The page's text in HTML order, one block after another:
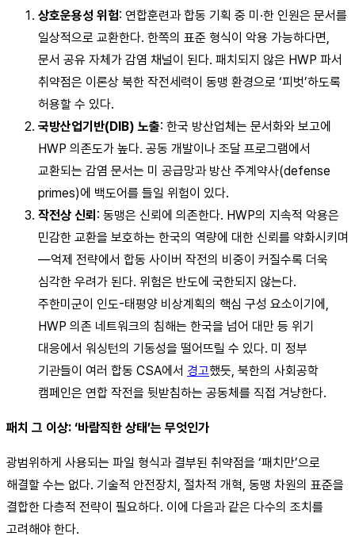
상호운용성 위험: 연합훈련과 합동 기획 중 미·한 인원은 문서를
일상적으로 교환한다. 한쪽의 표준 형식이 악용 가능하다면,
문서 공유 자체가 감염 채널이 된다. 패치되지 않은 HWP 파서
취약점은 이론상 북한 작전세력이 동맹 환경으로 ‘피벗’하도록
허용할 수 있다.
국방산업기반(DIB) 노출: 한국 방산업체는 문서화와 보고에
HWP 의존도가 높다. 공동 개발이나 조달 프로그램에서
교환되는 감염 문서는 미 공급망과 방산 주계약사(defense
primes)에 백도어를 들일 위험이 있다.
작전상 신뢰 : 동맹은 신뢰에 의존한다. HWP의 지속적 악용은
민감한 교환을 보호하는 한국의 역량에 대한 신뢰를 약화시키며
—억제 전략에서 합동 사이버 작전의 비중이 커질수록 더욱
심각한 우려가 된다. 위험은 반도에 국한되지 않는다.
주한미군이 인도-태평양 비상계획의 핵심 구성 요소이기에,
HWP 의존 네트워크의 침해는 한국을 넘어 대만 등 위기
대응에서 워싱턴의 기동성을 떨어뜨릴 수 있다. 미 정부
기관들이 여러 합동 CSA에서 경고했듯, 북한의 사회공학
캠페인은 연합 작전을 뒷받침하는 공동체를 직접 겨냥한다.
패치 그 이상: ‘바람직한 상태’는 무엇인가
광범위하게 사용되는 파일 형식과 결부된 취약점을 ‘패치만’으로
해결할 수는 없다. 기술적 안전장치, 절차적 개혁, 동맹 차원의 표준을
결합한 다층적 전략이 필요하다. 이에 다음과 같은 다수의 조치를
고려해야 한다.